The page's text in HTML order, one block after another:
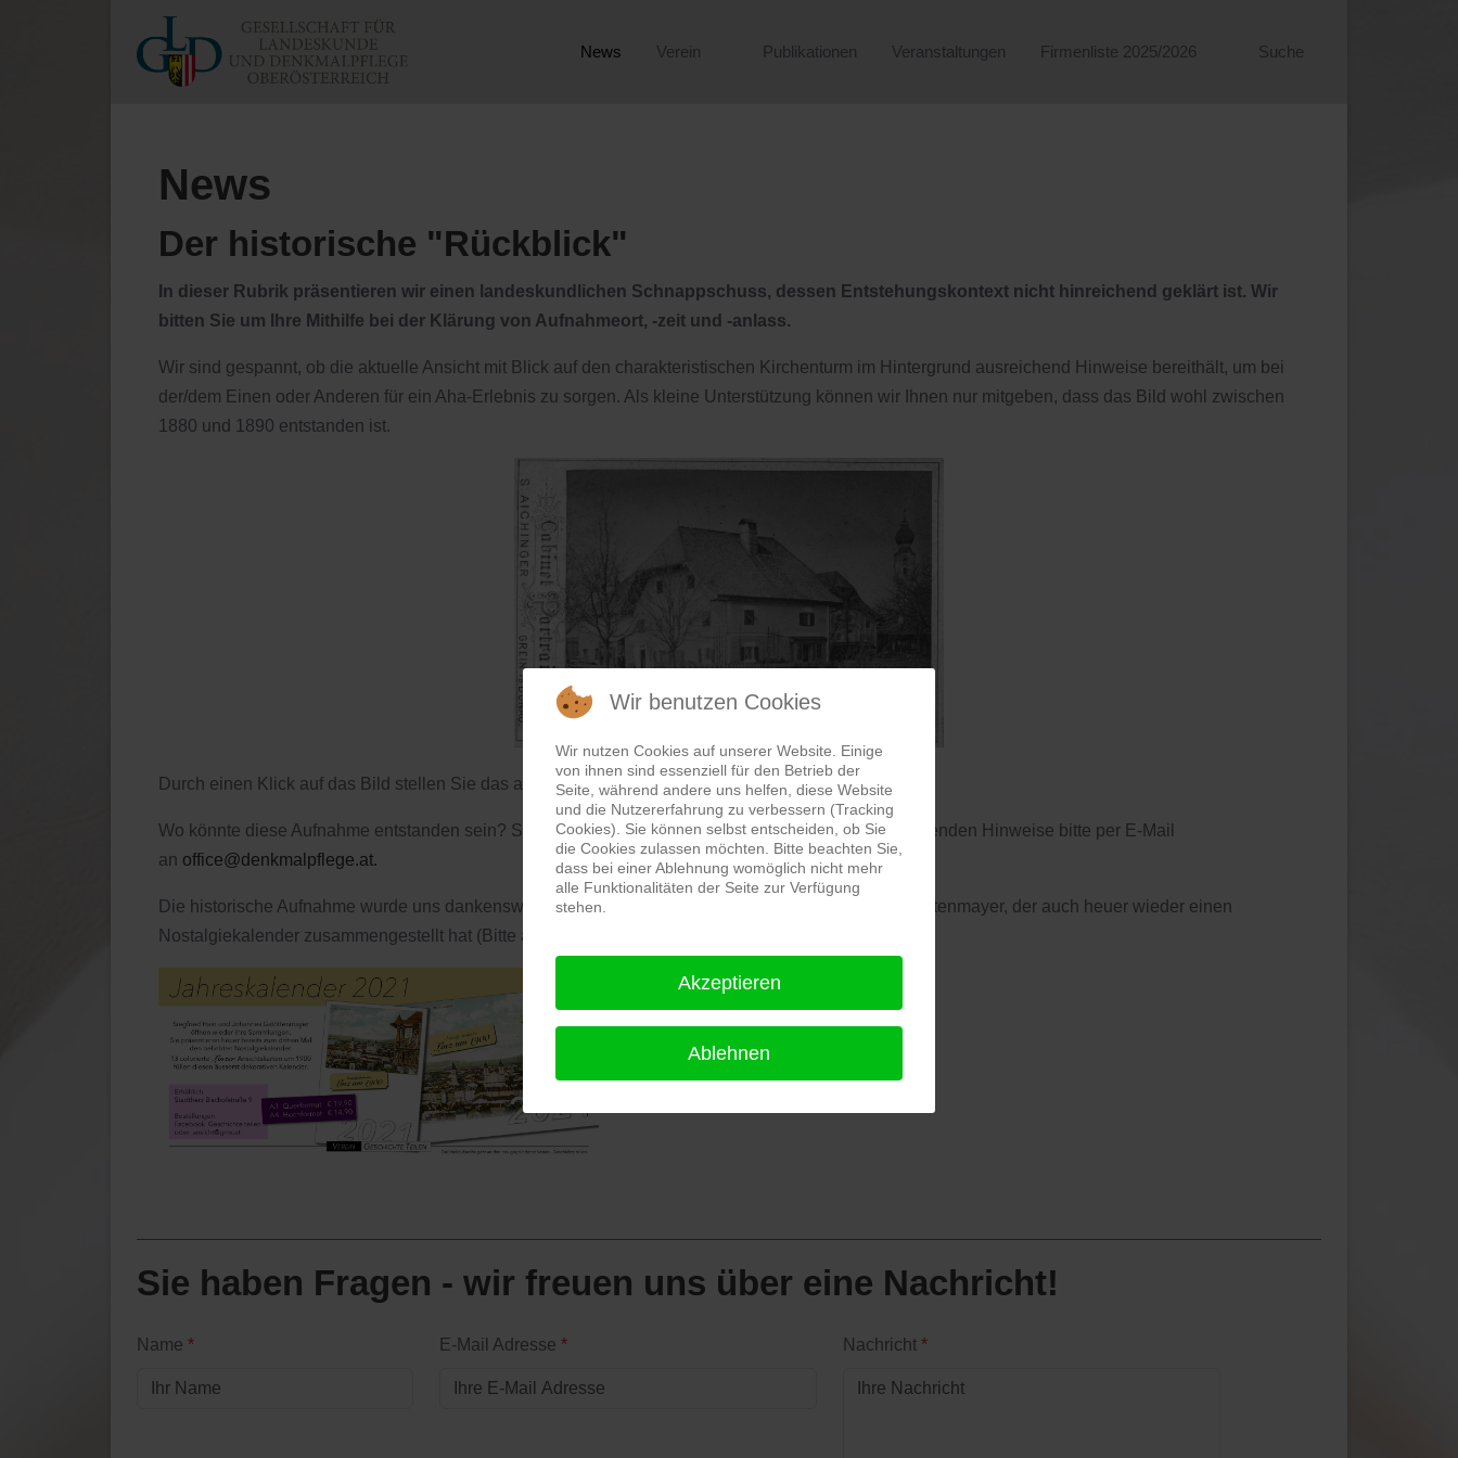
News Verein Publikationen Veranstaltungen Firmenliste 2025/2026 Suche
News
Der historische "Rückblick"
In dieser Rubrik präsentieren wir einen landeskundlichen Schnappschuss, dessen Entstehungskontext nicht hinreichend geklärt ist. Wir
bitten Sie um Ihre Mithilfe bei der Klärung von Aufnahmeort, -zeit und -anlass.
Wir sind gespannt, ob die aktuelle Ansicht mit Blick auf den charakteristischen Kirchenturm im Hintergrund ausreichend Hinweise bereithält, um bei
der/dem Einen oder Anderen für ein Aha-Erlebnis zu sorgen. Als kleine Unterstützung können wir Ihnen nur mitgeben, dass das Bild wohl zwischen
1880 und 1890 entstanden ist.
Durch einen Klick auf das Bild stellen Sie das aktuelle „Rätselbild“ vergrößert dar.
Wo könnte diese Aufnahme entstanden sein? Sie wissen mehr dazu? Dann senden Sie uns Ihre klärenden Hinweise bitte per E-Mail
an office@denkmalpflege.at.
Die historische Aufnahme wurde uns dankenswerterweise zur Verfügung gestellt von Johannes Gstöttenmayer, der auch heuer wieder einen
Nostalgiekalender zusammengestellt hat (Bitte anklicken):
Sie haben Fragen - wir freuen uns über eine Nachricht!
Name * E-Mail Adresse * Nachricht *
Wir benutzen Cookies
Wir nutzen Cookies auf unserer Website. Einige
von ihnen sind essenziell für den Betrieb der
Seite, während andere uns helfen, diese Website
und die Nutzererfahrung zu verbessern (Tracking
Cookies). Sie können selbst entscheiden, ob Sie
die Cookies zulassen möchten. Bitte beachten Sie,
dass bei einer Ablehnung womöglich nicht mehr
alle Funktionalitäten der Seite zur Verfügung
stehen.
Akzeptieren
Ablehnen